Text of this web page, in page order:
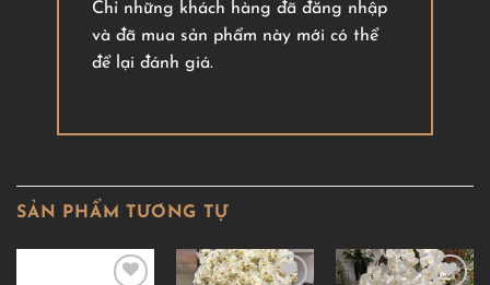
Chỉ những khách hàng đã đăng nhập
và đã mua sản phẩm này mới có thể
để lại đánh giá.
SẢN PHẨM TƯƠNG TỰ